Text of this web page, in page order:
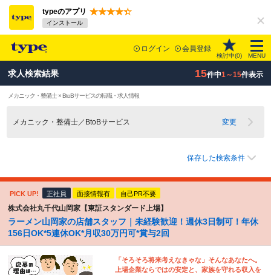
typeのアプリ
インストール
ログイン 会員登録
検討中(0) MENU
求人検索結果 15件中1～15件表示
メカニック・整備士 × BtoBサービスの転職・求人情報
メカニック・整備士／BtoBサービス 変更
保存した検索条件
PICK UP! 正社員 面接情報有 自己PR不要
株式会社丸千代山岡家【東証スタンダード上場】
ラーメン山岡家の店舗スタッフ｜未経験歓迎！週休3日制可！年休
156日OK*5連休OK*月収30万円可*賞与2回
「そろそろ将来考えなきゃな」そんなあなたへ。
上場企業ならではの安定と、家族を守れる収入を